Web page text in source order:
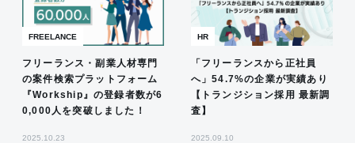
FREELANCE
フリーランス・副業人材専門
の案件検索プラットフォーム
『Workship』の登録者数が6
0,000人を突破しました！
2025.10.23
HR
「フリーランスから正社員
へ」54.7%の企業が実績あり
【トランジション採用 最新調
査】
2025.09.10